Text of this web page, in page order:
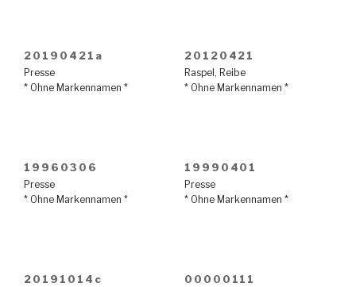
20190421a
Presse
* Ohne Markennamen *
20120421
Raspel , Reibe
* Ohne Markennamen *
19960306
Presse
* Ohne Markennamen *
19990401
Presse
* Ohne Markennamen *
20191014c 00000111